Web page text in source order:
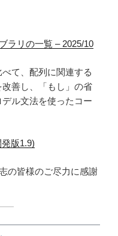
ラリの一覧 – 2025/10
て、配列に関連する
善し、「もし」の省
ル文法を使ったコー
版1.9)
の皆様のご尽力に感謝